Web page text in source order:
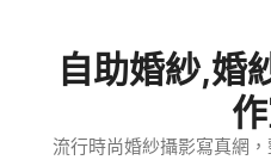
自助婚紗,婚
流行時尚婚紗攝影寫真網